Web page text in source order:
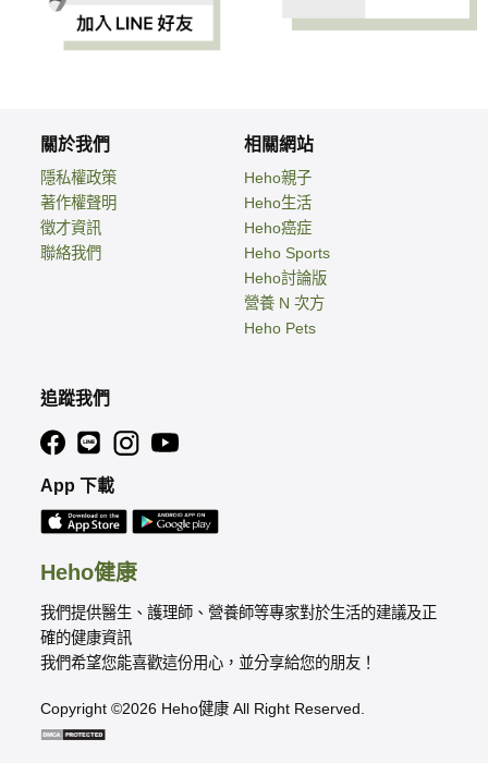
Heho健康
我們提供醫生、護理師、營養師等專家對於生活的建議及正
確的健康資訊
我們希望您能喜歡這份用心，並分享給您的朋友！
Copyright ©2026 Heho健康 All Right Reserved.
關於我們
隱私權政策
著作權聲明
徵才資訊
聯絡我們
相關網站
Heho親子
Heho生活
Heho癌症
Heho Sports
Heho討論版
營養 N 次方
Heho Pets
追蹤我們
App 下載